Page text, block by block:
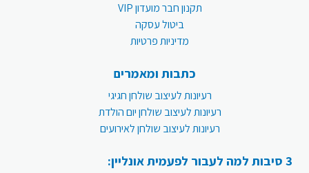
תקנון חבר מועדון VIP
ביטול עסקה
מדיניות פרטיות
כתבות ומאמרים
רעיונות לעיצוב שולחן חגיגי
רעיונות לעיצוב שולחן יום הולדת
רעיונות לעיצוב שולחן לאירועים
3 סיבות למה לעבור לפעמית אונליין: